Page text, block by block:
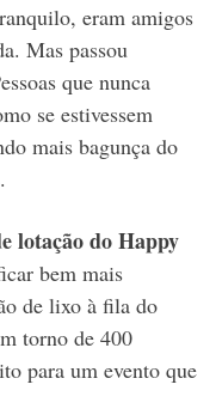
eram amigos
Mas passou
que nunca
se estivessem
mais bagunça do
lotação do Happy
bem mais
de lixo à fila do
torno de 400
para um evento que